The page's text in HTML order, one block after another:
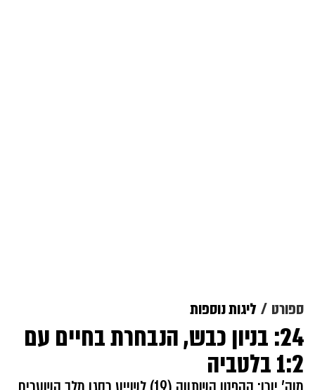
ספורט ליגות נוספות
24: בניון כבש, הנבחרת בחיים עם
1:2 בלטביה